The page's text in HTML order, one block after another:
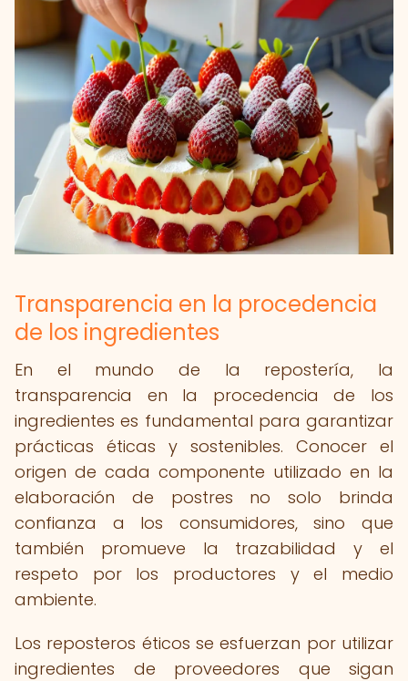
Transparencia en la procedencia
de los ingredientes
En el mundo de la repostería, la
transparencia en la procedencia de los
ingredientes es fundamental para garantizar
prácticas éticas y sostenibles. Conocer el
origen de cada componente utilizado en la
elaboración de postres no solo brinda
confianza a los consumidores, sino que
también promueve la trazabilidad y el
respeto por los productores y el medio
ambiente.
Los reposteros éticos se esfuerzan por utilizar
ingredientes de proveedores que sigan